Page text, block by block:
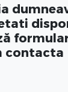
contacta